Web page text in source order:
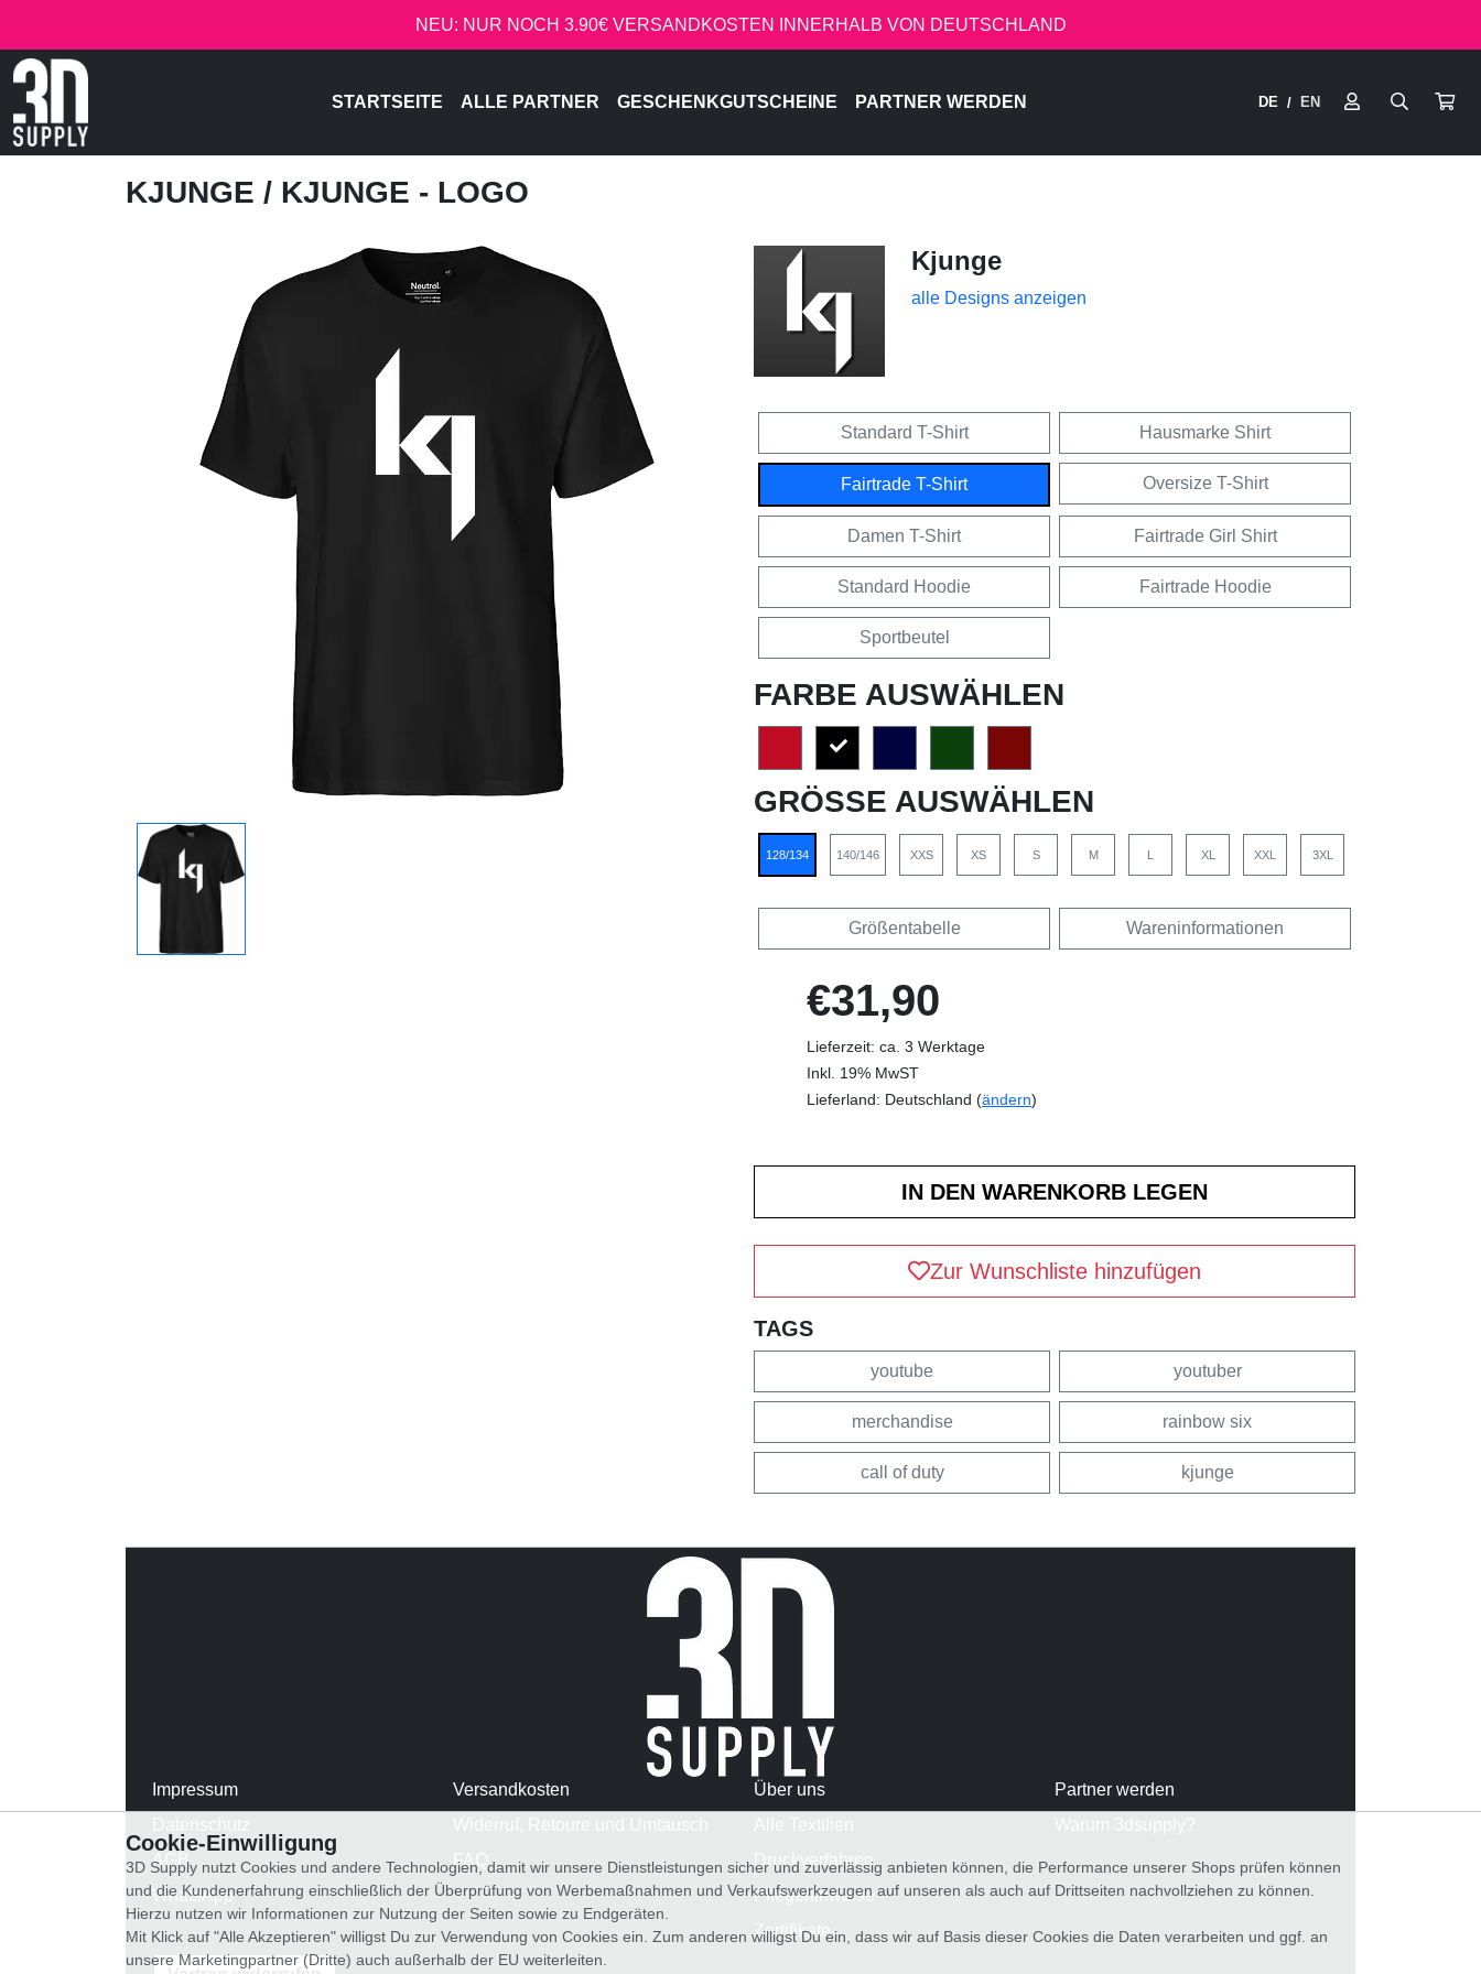
NEU: NUR NOCH 3.90€ VERSANDKOSTEN INNERHALB VON DEUTSCHLAND
STARTSEITE ALLE PARTNER GESCHENKGUTSCHEINE PARTNER WERDEN DE / EN
KJUNGE / KJUNGE - LOGO
Kjunge
alle Designs anzeigen
Standard T-Shirt Hausmarke Shirt
Fairtrade T-Shirt Oversize T-Shirt
Damen T-Shirt Fairtrade Girl Shirt
Standard Hoodie Fairtrade Hoodie
Sportbeutel
FARBE AUSWÄHLEN
GRÖSSE AUSWÄHLEN
128/134 140/146 XXS XS S M L XL XXL 3XL
Größentabelle Wareninformationen
€31,90
Lieferzeit: ca. 3 Werktage
Inkl. 19% MwST
Lieferland: Deutschland (ändern)
Zur Wunschliste hinzufügen
TAGS
youtube youtuber
merchandise rainbow six
call of duty kjunge
Impressum
AGB
WhatsApp
Versandkosten
FAQ
Über uns
Druckverfahren
Pflegehinweise
Zertifikate
Partner werden
Cookie-Einwilligung
3D Supply nutzt Cookies und andere Technologien, damit wir unsere Dienstleistungen sicher und zuverlässig anbieten können, die Performance unserer Shops prüfen können
und die Kundenerfahrung einschließlich der Überprüfung von Werbemaßnahmen und Verkaufswerkzeugen auf unseren als auch auf Drittseiten nachvollziehen zu können.
Hierzu nutzen wir Informationen zur Nutzung der Seiten sowie zu Endgeräten.
Mit Klick auf "Alle Akzeptieren" willigst Du zur Verwendung von Cookies ein. Zum anderen willigst Du ein, dass wir auf Basis dieser Cookies die Daten verarbeiten und ggf. an
unsere Marketingpartner (Dritte) auch außerhalb der EU weiterleiten.